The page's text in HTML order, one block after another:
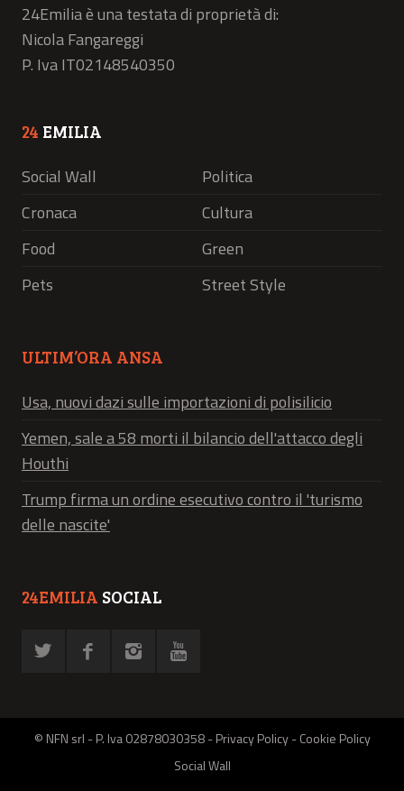
24Emilia è una testata di proprietà di:
Nicola Fangareggi
P. Iva IT02148540350
24 EMILIA
Social Wall
Politica
Cronaca
Cultura
Food
Green
Pets
Street Style
ULTIM’ORA ANSA
Usa, nuovi dazi sulle importazioni di polisilicio
Yemen, sale a 58 morti il bilancio dell'attacco degli
Houthi
Trump firma un ordine esecutivo contro il 'turismo
delle nascite'
24EMILIA SOCIAL
© NFN srl - P. Iva 02878030358 -Privacy Policy-Cookie Policy
Social Wall